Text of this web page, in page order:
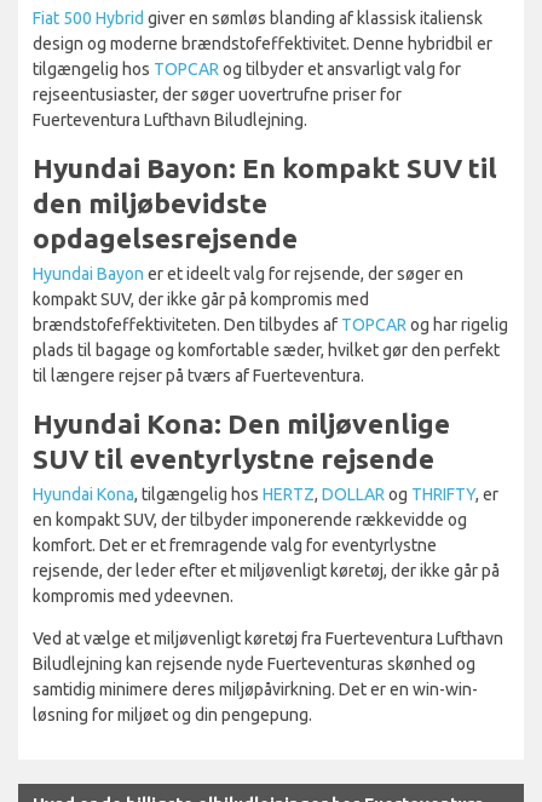
Fiat 500 Hybrid giver en sømløs blanding af klassisk italiensk
design og moderne brændstofeffektivitet. Denne hybridbil er
tilgængelig hos TOPCAR og tilbyder et ansvarligt valg for
rejseentusiaster, der søger uovertrufne priser for
Fuerteventura Lufthavn Biludlejning.
Hyundai Bayon: En kompakt SUV til
den miljøbevidste
opdagelsesrejsende
Hyundai Bayon er et ideelt valg for rejsende, der søger en
kompakt SUV, der ikke går på kompromis med
brændstofeffektiviteten. Den tilbydes af TOPCAR og har rigelig
plads til bagage og komfortable sæder, hvilket gør den perfekt
til længere rejser på tværs af Fuerteventura.
Hyundai Kona: Den miljøvenlige
SUV til eventyrlystne rejsende
Hyundai Kona, tilgængelig hos HERTZ, DOLLAR og THRIFTY, er
en kompakt SUV, der tilbyder imponerende rækkevidde og
komfort. Det er et fremragende valg for eventyrlystne
rejsende, der leder efter et miljøvenligt køretøj, der ikke går på
kompromis med ydeevnen.
Ved at vælge et miljøvenligt køretøj fra Fuerteventura Lufthavn
Biludlejning kan rejsende nyde Fuerteventuras skønhed og
samtidig minimere deres miljøpåvirkning. Det er en win-win-
løsning for miljøet og din pengepung.